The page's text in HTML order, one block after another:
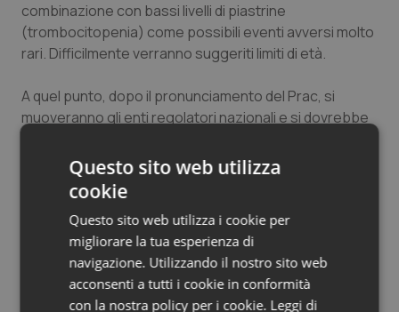
Tiroide
Tumore ovarico
Tumori del Polmone & Testa Collo
Tumori gastrointestinali
Ulcera & Reflusso
Vaccini
combinazione con bassi livelli di piastrine
(trombocitopenia) come possibili eventi avversi molto
rari. Difficilmente verranno suggeriti limiti di età.
A quel punto, dopo il pronunciamento del Prac, si
muoveranno gli enti regolatori nazionali e si dovrebbe
Johnson & Johnson in Europa, in attesa delle nuove
consegne. Sperando che questo ulteriore stop di una
settimana non faccia ritardare la tabella di marcia della
campagna vaccinale.
Giovanni Rodriquez
Questo sito web utilizza
cookie
Questo sito web utilizza i cookie per
migliorare la tua esperienza di
navigazione. Utilizzando il nostro sito web
acconsenti a tutti i cookie in conformità
con la nostra policy per i cookie. Leggi di